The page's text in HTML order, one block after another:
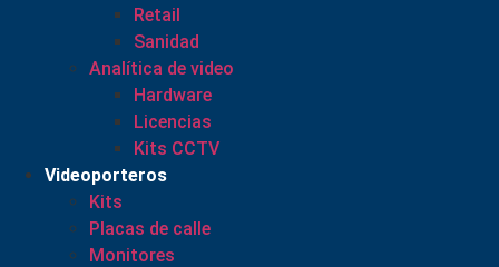
Retail
Sanidad
Analítica de video
Hardware
Licencias
Kits CCTV
Videoporteros
Kits
Placas de calle
Monitores